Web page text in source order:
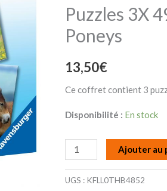
Puzzles 3X
Poneys
13,50€
Ce coffret contient 3
Disponibilité : En stock
49
-
Poneys
Ajouter au
UGS : KFLL0THB4852